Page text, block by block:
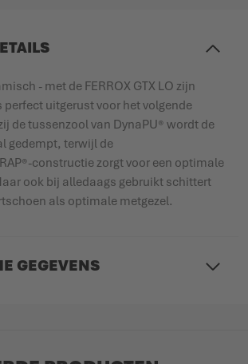
- met de FERROX GTX LO zijn
uitgerust voor het volgende
de tussenzool van DynaPU® wordt de
gedempt, terwijl de
constructie zorgt voor een optimale
ook bij alledaags gebruikt schittert
als optimale metgezel.
GEGEVENS